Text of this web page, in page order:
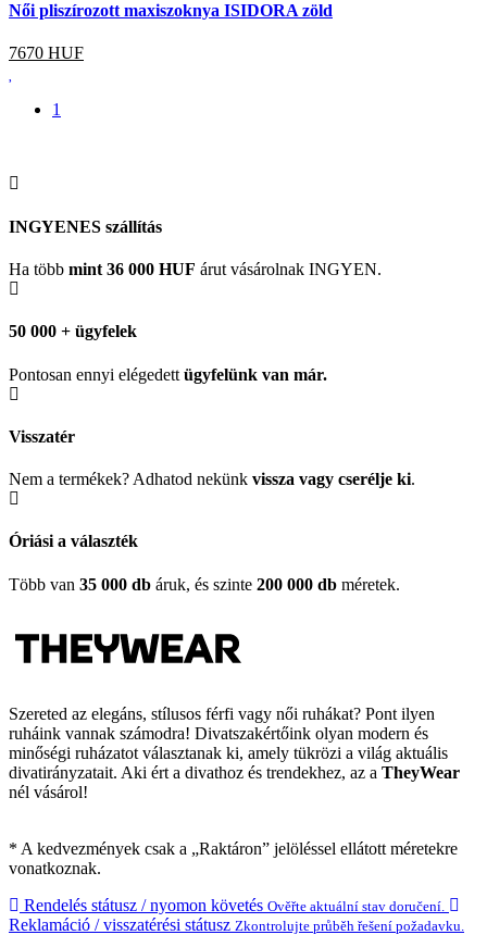
Női pliszírozott maxiszoknya ISIDORA zöld
7670 HUF
1
INGYENES szállítás
Ha több mint 36 000 HUF árut vásárolnak INGYEN.
50 000 + ügyfelek
Pontosan ennyi elégedett ügyfelünk van már.
Visszatér
Nem a termékek? Adhatod nekünk vissza vagy cserélje ki.
Óriási a választék
Több van 35 000 db áruk, és szinte 200 000 db méretek.
Szereted az elegáns, stílusos férfi vagy női ruhákat? Pont ilyen
ruháink vannak számodra! Divatszakértőink olyan modern és
minőségi ruházatot választanak ki, amely tükrözi a világ aktuális
divatirányzatait. Aki ért a divathoz és trendekhez, az a TheyWear
nél vásárol!
* A kedvezmények csak a „Raktáron” jelöléssel ellátott méretekre
vonatkoznak.
Rendelés státusz / nyomon követés Ověřte aktuální stav doručení.
Reklamáció / visszatérési státusz Zkontrolujte průběh řešení požadavku.